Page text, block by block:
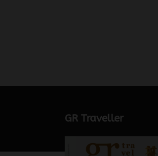
GR Traveller